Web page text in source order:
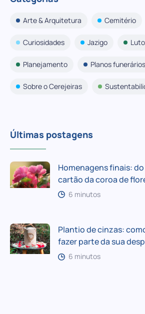
Arte & Arquitetura Cemitério
Curiosidades Jazigo Luto
Planejamento Planos funerários
Sobre o Cerejeiras
Últimas postagens
Homenagens finais:
cartão da coroa de
6 minutos
Plantio de cinzas:
fazer parte da sua
6 minutos